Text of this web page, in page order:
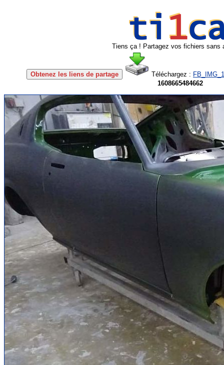
Tiens ça ! Partagez vos fichiers sans
Obtenez les liens de partage Téléchargez :
1608665484662